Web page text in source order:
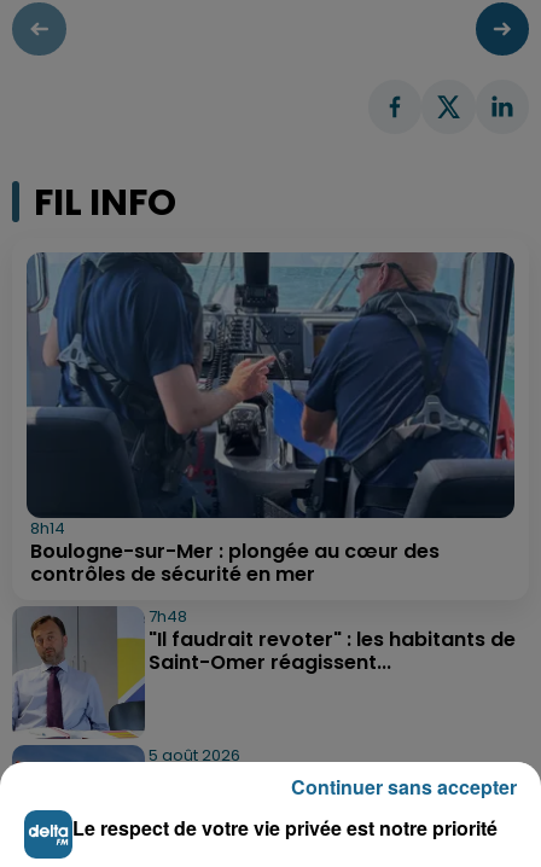
FIL INFO
8h14
Boulogne-sur-Mer : plongée au cœur des
contrôles de sécurité en mer
7h48
"Il faudrait revoter" : les habitants de
Saint-Omer réagissent...
5 août 2026
Delettes : un incendie dans un grenier,
deux hommes intoxiqués par...
Le respect de votre vie privée est notre priorité
Continuer sans accepter